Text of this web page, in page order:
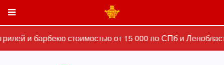
и барбекю стоимостью от 15 000 по СПб и